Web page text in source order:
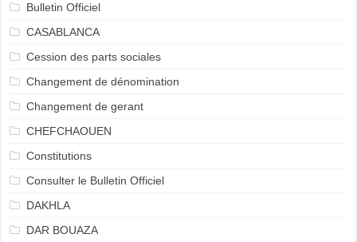
Bulletin Officiel
CASABLANCA
Cession des parts sociales
Changement de dénomination
Changement de gerant
CHEFCHAOUEN
Constitutions
Consulter le Bulletin Officiel
DAKHLA
DAR BOUAZA